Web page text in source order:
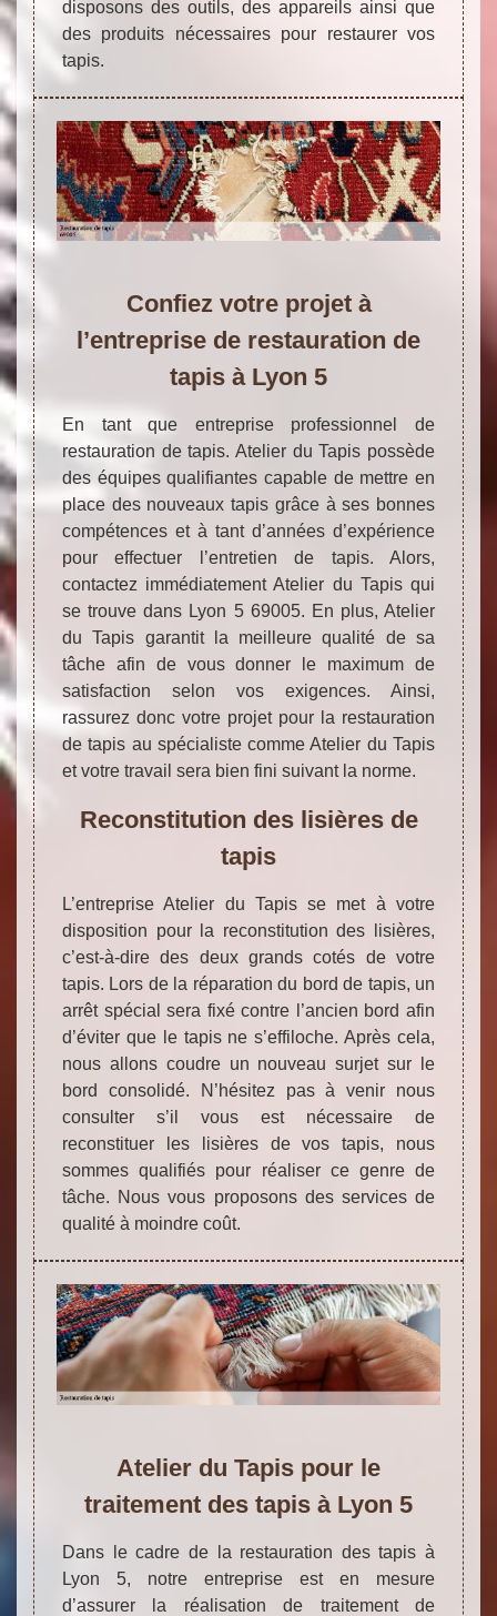
disposons des outils, des appareils ainsi que
des produits nécessaires pour restaurer vos
tapis.
Confiez votre projet à
l’entreprise de restauration de
tapis à Lyon 5
En tant que entreprise professionnel de
restauration de tapis. Atelier du Tapis possède
des équipes qualifiantes capable de mettre en
place des nouveaux tapis grâce à ses bonnes
compétences et à tant d’années d’expérience
pour effectuer l’entretien de tapis. Alors,
contactez immédiatement Atelier du Tapis qui
se trouve dans Lyon 5 69005. En plus, Atelier
du Tapis garantit la meilleure qualité de sa
tâche afin de vous donner le maximum de
satisfaction selon vos exigences. Ainsi,
rassurez donc votre projet pour la restauration
de tapis au spécialiste comme Atelier du Tapis
et votre travail sera bien fini suivant la norme.
Reconstitution des lisières de
tapis
L’entreprise Atelier du Tapis se met à votre
disposition pour la reconstitution des lisières,
c’est-à-dire des deux grands cotés de votre
tapis. Lors de la réparation du bord de tapis, un
arrêt spécial sera fixé contre l’ancien bord afin
d’éviter que le tapis ne s’effiloche. Après cela,
nous allons coudre un nouveau surjet sur le
bord consolidé. N’hésitez pas à venir nous
consulter s’il vous est nécessaire de
reconstituer les lisières de vos tapis, nous
sommes qualifiés pour réaliser ce genre de
tâche. Nous vous proposons des services de
qualité à moindre coût.
Atelier du Tapis pour le
traitement des tapis à Lyon 5
Dans le cadre de la restauration des tapis à
Lyon 5, notre entreprise est en mesure
d’assurer la réalisation de traitement de